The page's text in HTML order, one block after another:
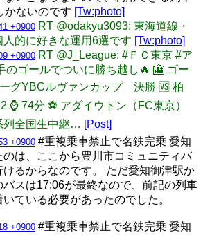
かないのです [Tw:photo]
+0900 RT @odakyu3093: 東海道線・
的に好きな運用6選です [Tw:photo]
+0900 RT @J_League: #ＦＣ東京 #ア
のゴールでついに勝ち越し🔥 🎦 ゴー
グYBCルヴァンカップ 決勝 🆚 柏
⌚️ 74分 ⚽️ アダイウトン（FC東京）
列全国生中継… [Post]
+0900 #重複乗車禁止で名鉄完乗 愛知
は、ここから豊川市コミュニティバ
けるからなのです。 ただ愛知御津駅か
バスは17:06が最終なので、前記の列車
ている必要があったのでした。
+0900 #重複乗車禁止で名鉄完乗 愛知